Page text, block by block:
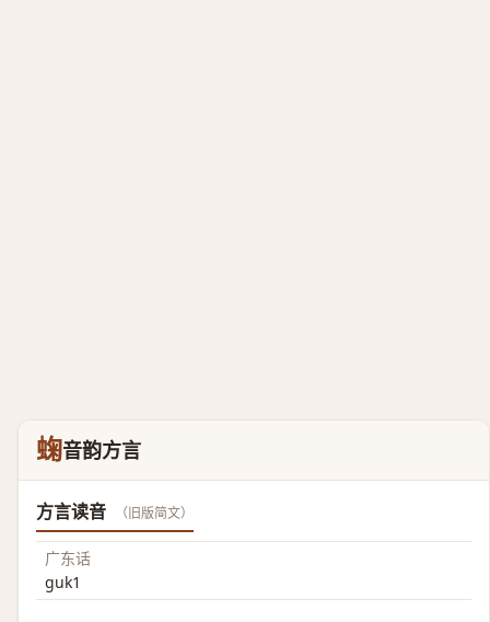
䗇音韵方言
方言读音 （旧版简文）
广东话
guk1